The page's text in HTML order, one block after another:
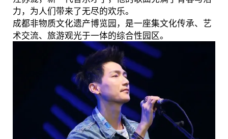
力，为人们带来了无尽的欢乐。
成都非物质文化遗产博览园，是一座集文化传承、艺
术交流、旅游观光于一体的综合性园区。